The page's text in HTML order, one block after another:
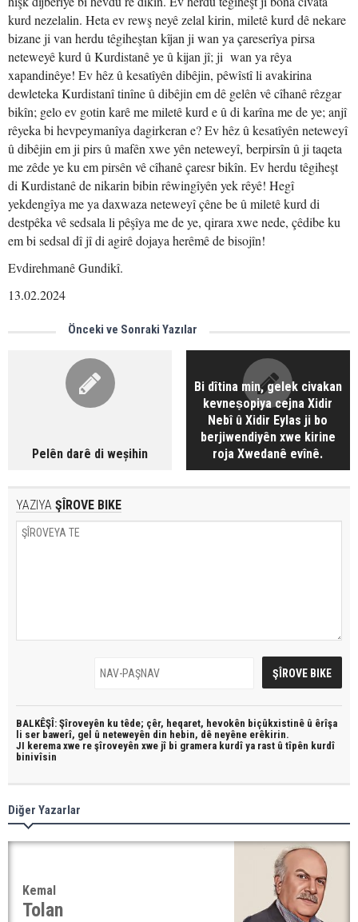
kurd nezelalin. Heta ev rewş neyê zelal kirin, miletê kurd dê nekare
bizane ji van herdu têgiheştan kîjan ji wan ya çareserîya pirsa
neteweyê kurd û Kurdistanê ye û kijan jî; ji wan ya rêya
xapandinêye! Ev hêz û kesatîyên dibêjin, pêwîstî li avakirina
dewleteka Kurdistanî tinîne û dibêjin em dê gelên vê cîhanê rêzgar
bikîn; gelo ev gotin karê me miletê kurd e û di karîna me de ye; anjî
rêyeka bi hevpeymanîya dagirkeran e? Ev hêz û kesatîyên neteweyî
û dibêjin em ji pirs û mafên xwe yên neteweyî, berpirsîn û ji taqeta
me zêde ye ku em pirsên vê cîhanê çaresr bikîn. Ev herdu têgiheşt
di Kurdistanê de nikarin bibin rêwingîyên yek rêyê! Hegî
yekdengîya me ya daxwaza neteweyî çêne be û miletê kurd di
destpêka vê sedsala li pêşîya me de ye, qirara xwe nede, çêdibe ku
em bi sedsal dî jî di agirê dojaya herêmê de bisojîn!
Evdirehmanê Gundikî.
13.02.2024
Önceki ve Sonraki Yazılar
Pelên darê di weșihin
Bi dîtina min, gelek civakan
kevneṣopiya cejna Xidir
Nebî û Xidir Eylas ji bo
berjiwendiyên xwe kirine
roja Xwedanê evînê.
YAZIYA ŞÎROVE BIKE
BALKÊŞÎ: Şîroveyên ku têde; çêr, heqaret, hevokên biçûkxistinê û êrîşa
li ser bawerî, gel û neteweyên din hebin, dê neyêne erêkirin.
JI kerema xwe re şîroveyên xwe jî bi gramera kurdî ya rast û tîpên kurdî
binivîsin
Diğer Yazarlar
Kemal
Tolan